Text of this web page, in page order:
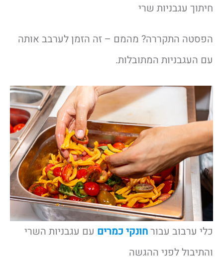
חיתוך עגבניות שרי
הפסטה התקררה? מהמם – זה הזמן לערבב אותה
עם העגבניות המתובלות.
כלי ערבוב עבורחונקי כמרים עם עגבניות השרי
והתיבול לפני ההגשה